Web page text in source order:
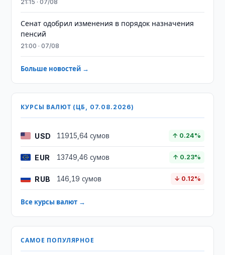
21:15 · 07/08
Сенат одобрил изменения в порядок назначения
пенсий
21:00 · 07/08
Больше новостей →
КУРСЫ ВАЛЮТ (ЦБ, 07.08.2026)
USD 11915,64 сумов ↑ 0.24%
EUR 13749,46 сумов ↑ 0.23%
RUB 146,19 сумов ↓ 0.12%
Все курсы валют →
САМОЕ ПОПУЛЯРНОЕ